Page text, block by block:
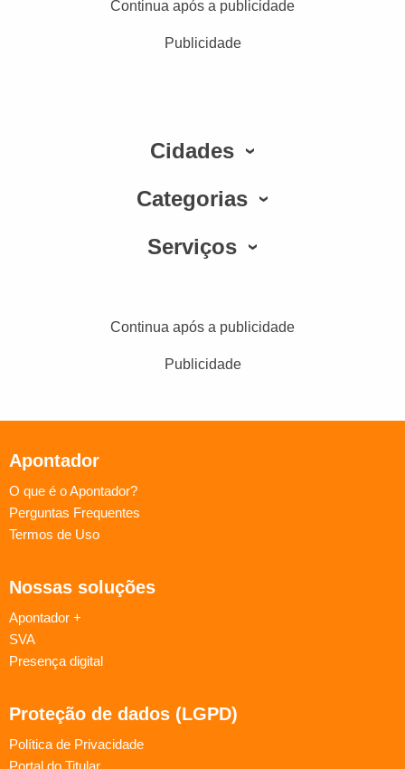
Continua após a publicidade
Publicidade
Cidades
Categorias
Serviços
Continua após a publicidade
Publicidade
Apontador
O que é o Apontador?
Perguntas Frequentes
Termos de Uso
Nossas soluções
Apontador +
SVA
Presença digital
Proteção de dados (LGPD)
Política de Privacidade
Portal do Titular